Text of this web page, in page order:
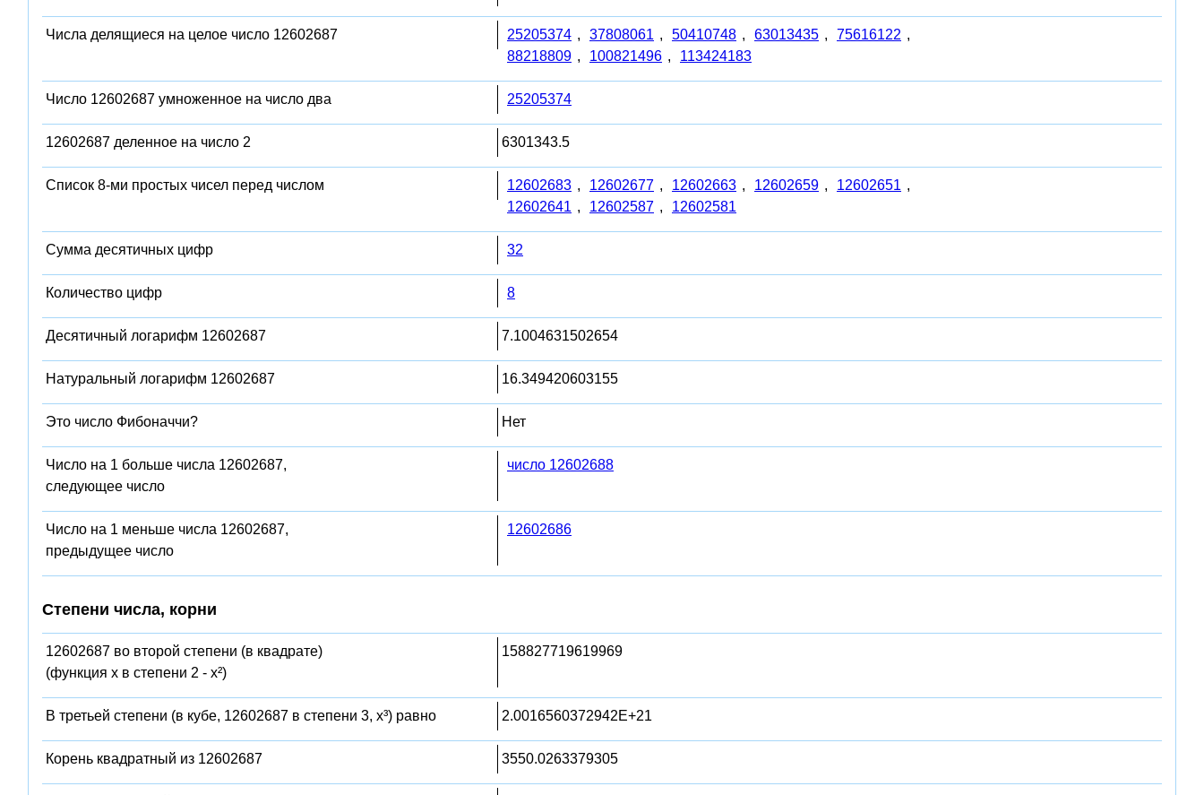
Числа делящиеся на целое число 12602687 25205374 , 37808061 , 50410748 , 63013435 , 75616122 ,
88218809 , 100821496 , 113424183
Число 12602687 умноженное на число два 25205374
12602687 деленное на число 2 6301343.5
Список 8-ми простых чисел перед числом 12602683 , 12602677 , 12602663 , 12602659 , 12602651 ,
12602641 , 12602587 , 12602581
Сумма десятичных цифр 32
Количество цифр 8
Десятичный логарифм 12602687 7.1004631502654
Натуральный логарифм 12602687 16.349420603155
Это число Фибоначчи? Нет
Число на 1 больше числа 12602687,
следующее число
число 12602688
Число на 1 меньше числа 12602687,
предыдущее число
12602686
Степени числа, корни
12602687 во второй степени (в квадрате)
(функция x в степени 2 - x²)
158827719619969
В третьей степени (в кубе, 12602687 в степени 3, x³) равно 2.0016560372942E+21
Корень квадратный из 12602687 3550.0263379305